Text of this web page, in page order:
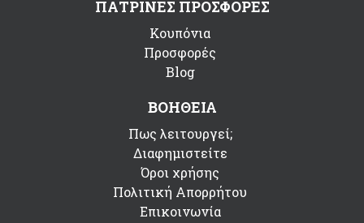
ΠΑΤΡΙΝΕΣ ΠΡΟΣΦΟΡΕΣ
Κουπόνια
Προσφορές
Blog
ΒΟΗΘΕΙΑ
Πως λειτουργεί;
Διαφημιστείτε
Όροι χρήσης
Πολιτική Απορρήτου
Επικοινωνία